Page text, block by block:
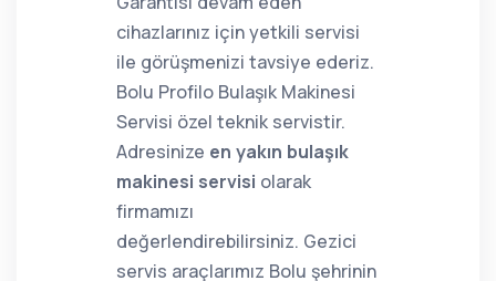
cihazlarınız için yetkili servisi
ile görüşmenizi tavsiye ederiz.
Bolu Profilo Bulaşık Makinesi
Servisi özel teknik servistir.
Adresinize en yakın bulaşık
makinesi servisi olarak
firmamızı
değerlendirebilirsiniz. Gezici
servis araçlarımız Bolu şehrinin